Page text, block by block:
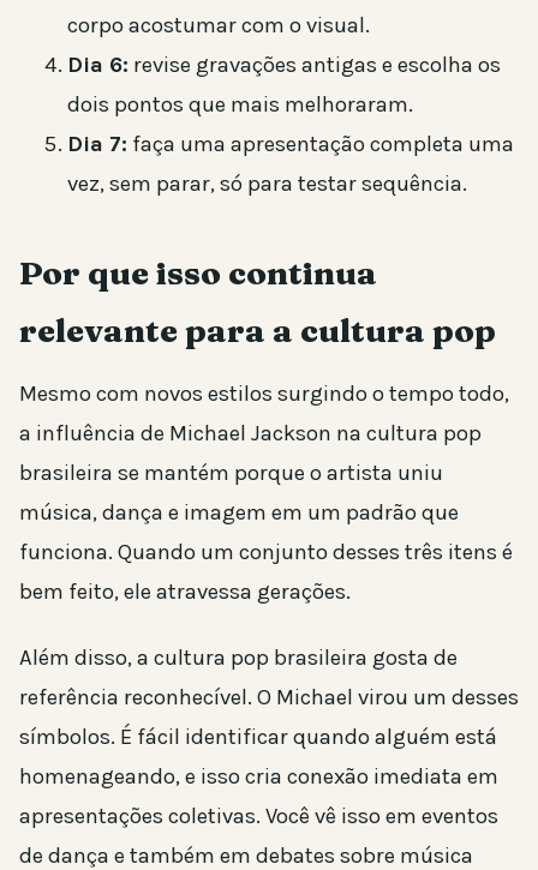
corpo acostumar com o visual.
Dia 6: revise gravações antigas e escolha os
dois pontos que mais melhoraram.
Dia 7: faça uma apresentação completa uma
vez, sem parar, só para testar sequência.
Por que isso continua
relevante para a cultura pop
Mesmo com novos estilos surgindo o tempo todo,
a influência de Michael Jackson na cultura pop
brasileira se mantém porque o artista uniu
música, dança e imagem em um padrão que
funciona. Quando um conjunto desses três itens é
bem feito, ele atravessa gerações.
Além disso, a cultura pop brasileira gosta de
referência reconhecível. O Michael virou um desses
símbolos. É fácil identificar quando alguém está
homenageando, e isso cria conexão imediata em
apresentações coletivas. Você vê isso em eventos
de dança e também em debates sobre música